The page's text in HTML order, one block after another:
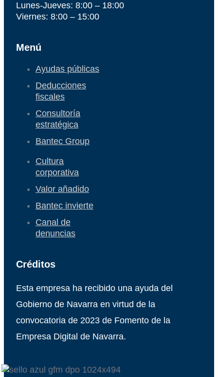
Lunes-Jueves: 8:00 – 18:00
Viernes: 8:00 – 15:00
Menú
Ayudas públicas
Deducciones
fiscales
Consultoría
estratégica
Bantec Group
Cultura
corporativa
Valor añadido
Bantec invierte
Canal de
denuncias
Créditos
Esta empresa ha recibido una ayuda del
Gobierno de Navarra en virtud de la
convocatoria de 2023 de Fomento de la
Empresa Digital de Navarra.